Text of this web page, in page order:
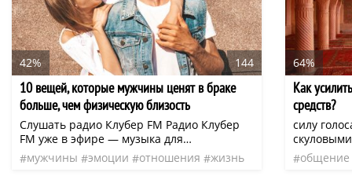
42% 144
10 вещей, которые мужчины ценят в браке
больше, чем физическую близость
Слушать радио Клубер FM Радио Клубер
FM уже в эфире — музыка для
вдохновения, отдыха и повседневных дел.
Слушайте онлайн или в приложении:
мужчины эмоции отношения
жизнь
64%
Как
средств?
силу
область
общение